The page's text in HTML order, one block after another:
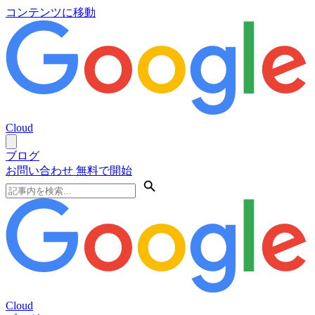
コンテンツに移動
Cloud
ブログ
お問い合わせ 無料で開始
Cloud